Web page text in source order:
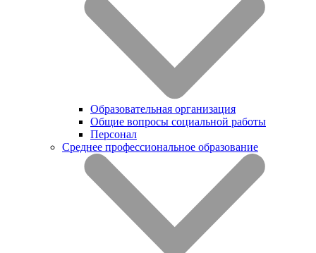
Образовательная организация
Общие вопросы социальной работы
Персонал
Среднее профессиональное образование